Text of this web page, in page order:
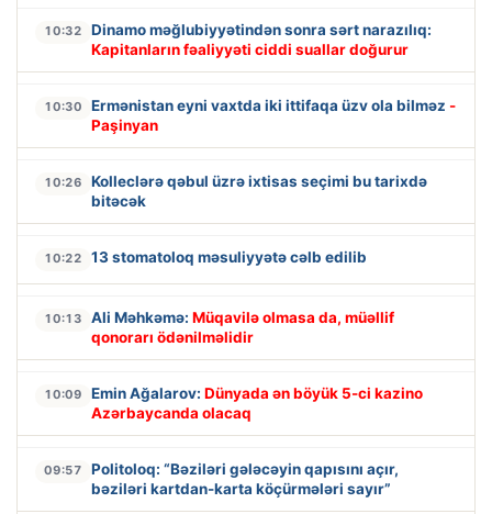
10:32
Dinamo məğlubiyyətindən sonra sərt narazılıq:
Kapitanların fəaliyyəti ciddi suallar doğurur
10:30 Ermənistan eyni vaxtda iki ittifaqa üzv ola bilməz -
Paşinyan
10:26
Kolleclərə qəbul üzrə ixtisas seçimi bu tarixdə
bitəcək
10:22 13 stomatoloq məsuliyyətə cəlb edilib
10:13 Ali Məhkəmə: Müqavilə olmasa da, müəllif
qonorarı ödənilməlidir
10:09 Emin Ağalarov: Dünyada ən böyük 5-ci kazino
Azərbaycanda olacaq
09:57
Politoloq: “Bəziləri gələcəyin qapısını açır,
bəziləri kartdan-karta köçürmələri sayır”